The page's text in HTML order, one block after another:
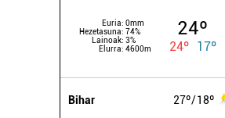
Euria: 0mm
Hezetasuna: 74%
Lainoak: 3%
Elurra: 4600m
24º
24º 17º
Bihar 27º 18º